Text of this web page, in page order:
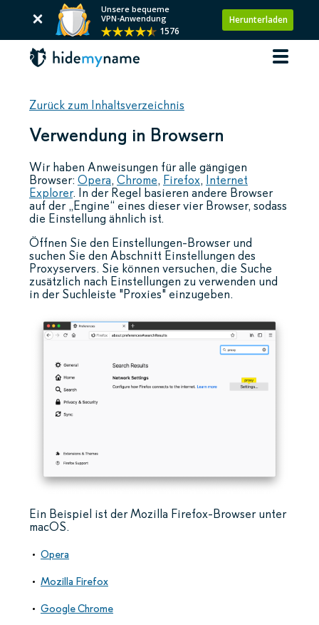
Unsere bequeme
VPN-Anwendung
1576
Herunterladen
Zurück zum Inhaltsverzeichnis
Verwendung in Browsern
Wir haben Anweisungen für alle gängigen
Browser: Opera, Chrome, Firefox, Internet
Explorer. In der Regel basieren andere Browser
auf der „Engine“ eines dieser vier Browser, sodass
die Einstellung ähnlich ist.
Öffnen Sie den Einstellungen-Browser und
suchen Sie den Abschnitt Einstellungen des
Proxyservers. Sie können versuchen, die Suche
zusätzlich nach Einstellungen zu verwenden und
in der Suchleiste "Proxies" einzugeben.
Ein Beispiel ist der Mozilla Firefox-Browser unter
macOS.
Opera
Mozilla Firefox
Google Chrome